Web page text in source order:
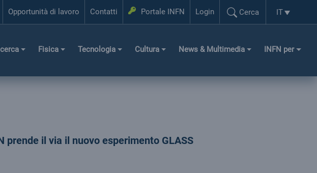
Opportunità di lavoro Contatti Portale INFN Login
Login
Cerca
Cerca...
Selezione
IT
Fisica Tecnologia Cultura News & Multimedia INFN per
prende il via il nuovo esperimento GLASS